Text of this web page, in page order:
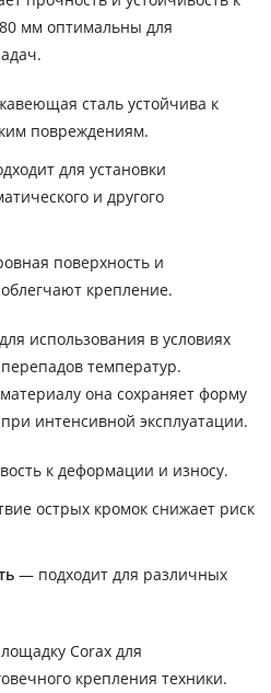
мм оптимальны для
сталь устойчива к
повреждениям.
для установки
и другого
поверхность и
крепление.
использования в условиях
температур.
она сохраняет форму
интенсивной эксплуатации.
к деформации и износу.
острых кромок снижает риск
— подходит для различных
Corax для
крепления техники.